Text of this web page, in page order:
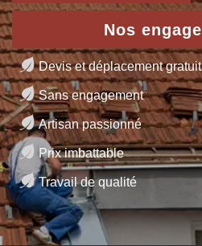
Nos
Devis et déplacement
Sans engagement
Artisan passionné
Prix imbattable
Travail de qualité